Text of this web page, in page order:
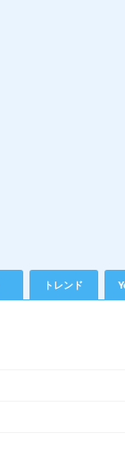
トレンド